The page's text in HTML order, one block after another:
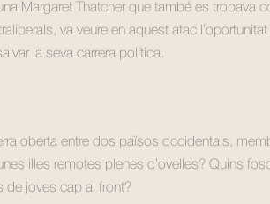
Margaret Thatcher que també es trobava
va veure en aquest atac
la seva carrera política.
oberta entre dos països occidentals,
illes remotes plenes d’ovelles? Quins
de joves cap al front?